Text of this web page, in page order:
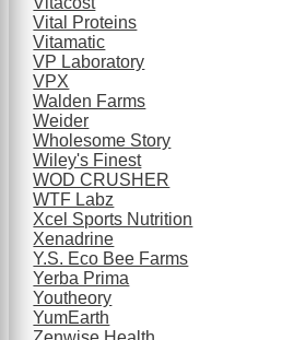
Vital Proteins
Vitamatic
VP Laboratory
VPX
Walden Farms
Weider
Wholesome Story
Wiley's Finest
WOD CRUSHER
WTF Labz
Xcel Sports Nutrition
Xenadrine
Y.S. Eco Bee Farms
Yerba Prima
Youtheory
YumEarth